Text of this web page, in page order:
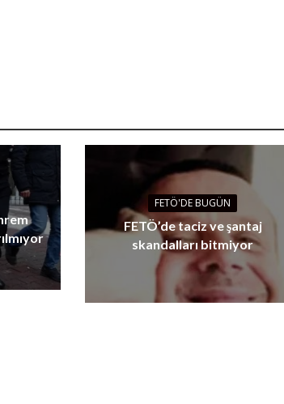
FETÖ'DE BUGÜN
FETÖ’de taciz ve şantaj
skandalları bitmiyor